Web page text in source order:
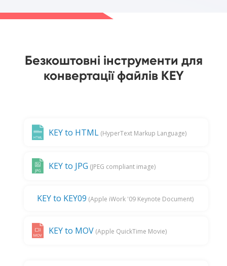
Безкоштовні інструменти для
конвертації файлів KEY
KEY to HTML (HyperText Markup Language)
KEY to JPG (JPEG compliant image)
KEY to KEY09 (Apple iWork '09 Keynote Document)
KEY to MOV (Apple QuickTime Movie)